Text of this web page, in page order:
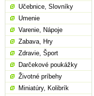
Učebnice, Slovníky
Umenie
Varenie, Nápoje
Zabava, Hry
Zdravie, Šport
Darčekové poukážky
Životné príbehy
Miniatúry, Kolibrík